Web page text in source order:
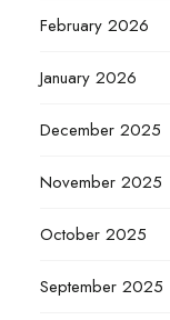
February 2026
January 2026
December 2025
November 2025
October 2025
September 2025